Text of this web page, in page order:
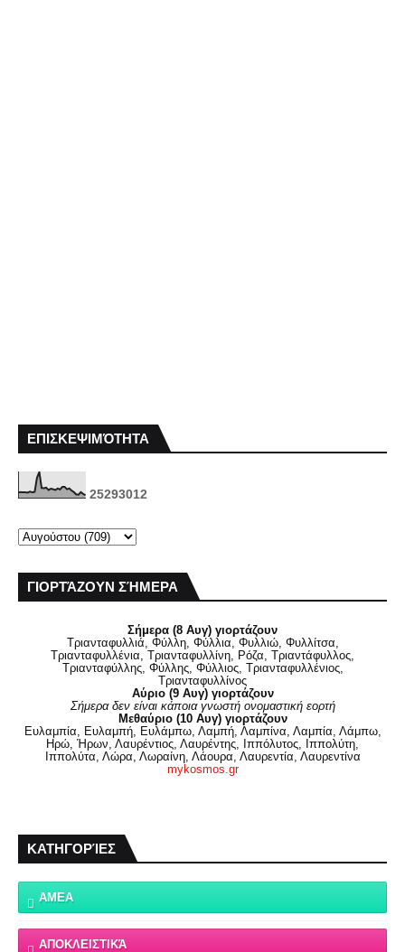
ΕΠΙΣΚΕΨΙΜΌΤΗΤΑ
25293012
ΓΙΟΡΤΆΖΟΥΝ ΣΉΜΕΡΑ
Σήμερα (8 Αυγ) γιορτάζουν
Τριανταφυλλιά, Φύλλη, Φύλλια, Φυλλιώ, Φυλλίτσα,
Τριανταφυλλένια, Τριανταφυλλίνη, Ρόζα, Τριαντάφυλλος,
Τριανταφύλλης, Φύλλης, Φύλλιος, Τριανταφυλλένιος,
Τριανταφυλλίνος
Αύριο (9 Αυγ) γιορτάζουν
Σήμερα δεν είναι κάποια γνωστή ονομαστική εορτή
Μεθαύριο (10 Αυγ) γιορτάζουν
Ευλαμπία, Ευλαμπή, Ευλάμπω, Λαμπή, Λαμπίνα, Λαμπία, Λάμπω,
Ηρώ, Ήρων, Λαυρέντιος, Λαυρέντης, Ιππόλυτος, Ιππολύτη,
Ιππολύτα, Λώρα, Λωραίνη, Λάουρα, Λαυρεντία, Λαυρεντίνα
mykosmos.gr
ΚΑΤΗΓΟΡΊΕΣ
ΑΜΕΑ
ΑΠΟΚΛΕΙΣΤΙΚΆ